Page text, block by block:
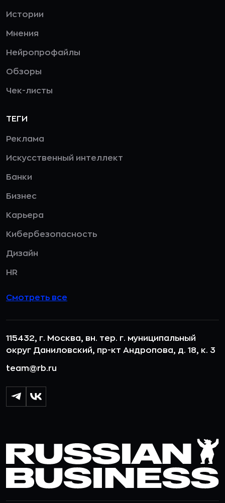
Истории
Мнения
Нейропрофайлы
Обзоры
Чек-листы
ТЕГИ
Реклама
Искусственный интеллект
Банки
Бизнес
Карьера
Кибербезопасность
Дизайн
HR
Смотреть все
115432, г. Москва, вн. тер. г. муниципальный
округ Даниловский, пр-кт Андропова, д. 18, к. 3
team@rb.ru